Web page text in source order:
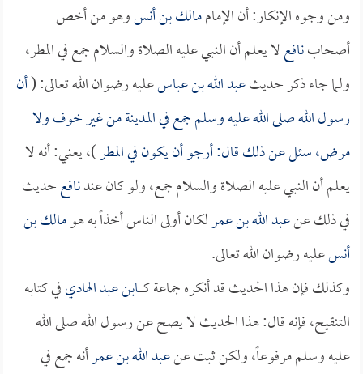
ومن وجوه الإنكار: أن الإماممالك بن أنسوهو من أخص
أصحابنافعلا يعلم أن النبي عليه الصلاة والسلام جمع في المطر،
ولما جاء ذكر حديثعبد الله بن عباسعليه رضوان الله تعالى: (أن
رسول الله صلى الله عليه وسلم جمع في المدينة من غير خوف ولا
مرض، سئل عن ذلك قال: أرجو أن يكون في المطر)، يعني: أنه لا
يعلم أن النبي عليه الصلاة والسلام جمع، ولو كان عندنافعحديث
في ذلك عنعبد الله بن عمرلكان أولى الناس أخذاً به هومالك بن
أنسعليه رضوان الله تعالى.
وكذلك فإن هذا الحديث قد أنكره جماعة كــــــابن عبد الهاديفي كتابه
التنقيح، فإنه قال: هذا الحديث لا يصح عن رسول الله صلى الله
عليه وسلم مرفوعاً، ولكن ثبت عنعبد الله بن عمرأنه جمع في